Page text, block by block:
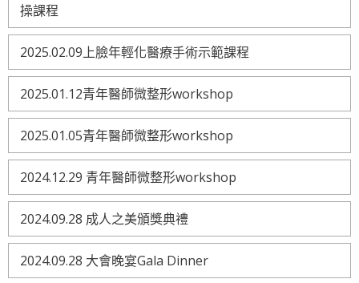
操課程
2025.02.09上臉年輕化醫療手術示範課程
2025.01.12青年醫師微整形workshop
2025.01.05青年醫師微整形workshop
2024.12.29 青年醫師微整形workshop
2024.09.28 成人之美頒獎典禮
2024.09.28 大會晚宴Gala Dinner